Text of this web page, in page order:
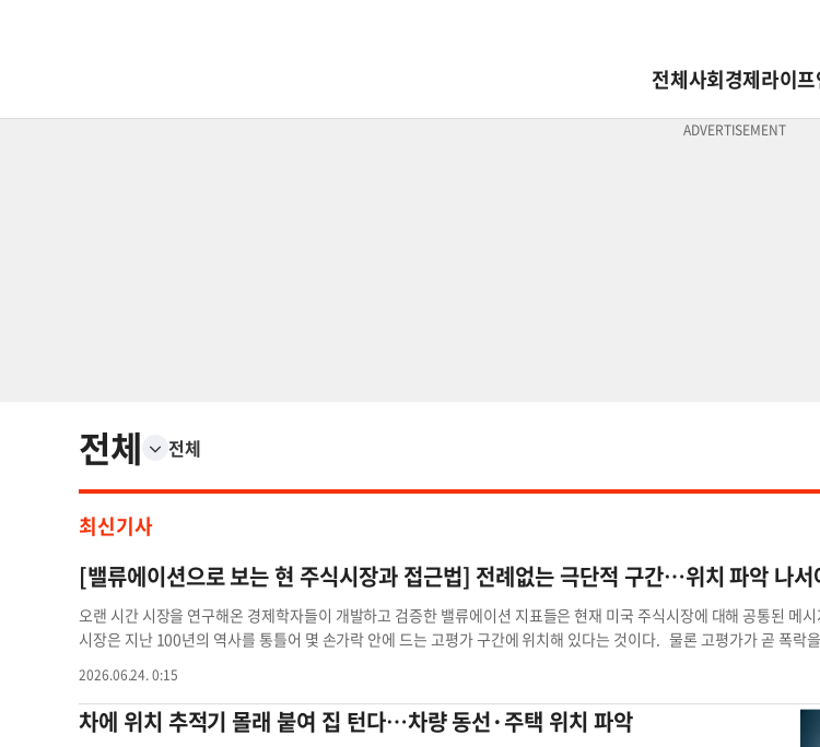
전체사회경제라이프
전체 전체
최신기사
[밸류에이션으로 보는 현 주식시장과 접근법] 전례없는 극단적 구간…위치 파악 나서
오랜 시간 시장을 연구해온 경제학자들이 개발하고 검증한 밸류에이션 지표들은 현재 미국 주식시장에 대해 공통된 메
시장은 지난 100년의 역사를 통틀어 몇 손가락 안에 드는 고평가 구간에 위치해 있다는 것이다. 물론 고평가가 곧 폭락
히 이해하는 것은 모든 투자 판단의 출발점이다. 숫자를 직접 들여다보자. ▶밸류에이션 지표란 밸류에이션이란 주식이
있는가’를 판단하는 기준이다. 어떤 기업의 주가가 1만 달러라고 해서 비싼 것이 아니듯, 주가 자체만으로는 의미가 없
자산, 배당 등과 어떤 관계를 맺고 있는지를 비율로 표현한 것이 밸류에이션 지표다. 가장 많이 사용되는 지표 중 하나가
2026.06.24. 0:15
차에 위치 추적기 몰래 붙여 집 턴다…차량 동선·주택 위치 파악